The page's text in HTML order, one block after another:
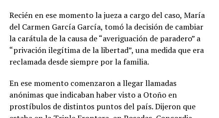
Recién en ese momento la jueza a cargo del caso, María
del Carmen García García, tomó la decisión de cambiar
la carátula de la causa de “averiguación de paradero” a
“privación ilegítima de la libertad”, una medida que era
reclamada desde siempre por la familia.
En ese momento comenzaron a llegar llamadas
anónimas que indicaban haber visto a Otoño en
prostíbulos de distintos puntos del país. Dijeron que